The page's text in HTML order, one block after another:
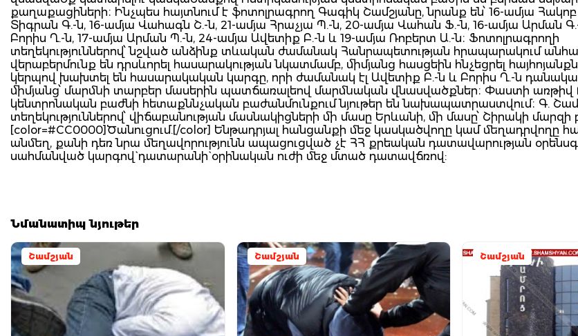
քաղաքացիների։ Ինչպես հայտնում է ֆոտոլրագրող Գագիկ Շամշյանը, նրանք են՝ 16-ամյա Հակոբ
Տիգրան Գ.-ն, 16-ամյա Վահագն Շ.-ն, 21-ամյա Հրաչյա Պ.-ն, 20-ամյա Վահան Ֆ.-ն, 16-ամյա Արման
Բորիս Ղ.-ն, 17-ամյա Արման Պ.-ն, 24-ամյա Ավետիք Բ.-ն և 19-ամյա Ռոբերտ Ա.-ն։ Ֆոտոլրագրողի
տեղեկություններով՝ նշված անձինք տևական ժամանակ Հանրապետության հրապարակում
վերաբերմունք են դրսևորել հասարակության նկատմամբ, միմյանց հասցեին հնչեցրել
կերպով խախտել են հասարակական կարգը, որի ժամանակ էլ Ավետիք Բ.-ն և Բորիս Ղ.-ն
միմյանց՝ մարմնի տարբեր մասերին պատճառալեով մարմնական վնասվածքներ։ Փաստի առթիվ
կենտրոնական բաժնի հետաքննչական բաժանմունքում նյութեր են նախապատրաստվում։ Գ.
տեղեկություններով՝ վիճաբանության մասնակիցների մի մասը Երևանի, մի մասը՝ Շիրակի մարզի
[color=#CC0000]Ծանուցում.[/color] Ենթադրյալ հանցանքի մեջ կասկածվողը կամ մեղադրվողը
անմեղ, քանի դեռ նրա մեղավորությունն ապացուցված չէ ՀՀ քրեական դատավարության
սահմանված կարգով` դատարանի` օրինական ուժի մեջ մտած դատավճռով:
Նմանատիպ նյութեր
Շամշյան Շամշյան Շամշյան